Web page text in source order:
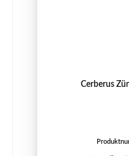
Cerberus